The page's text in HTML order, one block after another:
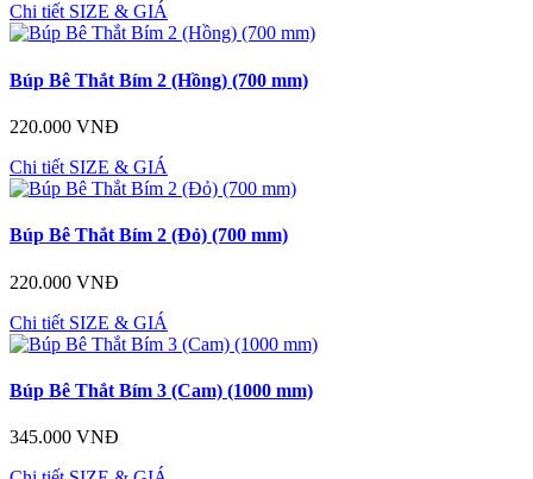
Chi tiết SIZE & GIÁ
Búp Bê Thắt Bím 2 (Hồng) (700 mm)
220.000 VNĐ
Chi tiết SIZE & GIÁ
Búp Bê Thắt Bím 2 (Đỏ) (700 mm)
220.000 VNĐ
Chi tiết SIZE & GIÁ
Búp Bê Thắt Bím 3 (Cam) (1000 mm)
345.000 VNĐ